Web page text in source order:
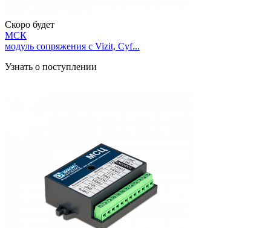
Скоро будет
МСК
модуль сопряжения с Vizit, Cyf...
Узнать о поступлении